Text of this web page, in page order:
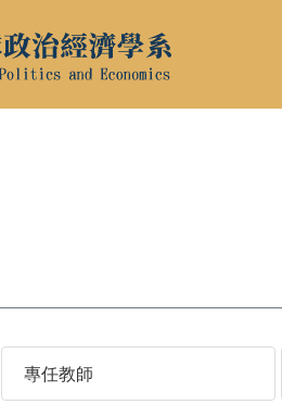
專任教師